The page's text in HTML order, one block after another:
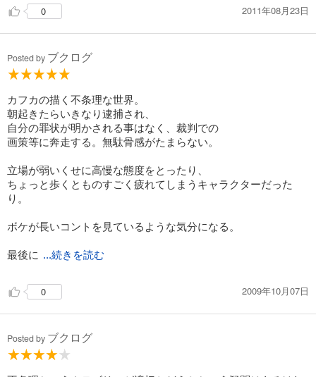
0 2011年08月23日
Posted by ブクログ
カフカの描く不条理な世界。
朝起きたらいきなり逮捕され、
自分の罪状が明かされる事はなく、裁判での
画策等に奔走する。無駄骨感がたまらない。
立場が弱いくせに高慢な態度をとったり、
ちょっと歩くとものすごく疲れてしまうキャラクターだった
り。
ボケが長いコントを見ているような気分になる。
最後に ...続きを読む
0 2009年10月07日
Posted by ブクログ